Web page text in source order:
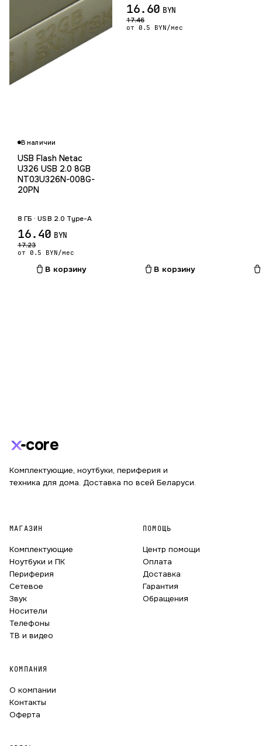
В наличии
USB Flash Netac
U326 USB 2.0 8GB
NT03U326N-008G-
20PN
8 ГБ · USB 2.0 Type-A
16.40 BYN
17.23
от 0.5 BYN/мес
В корзину
16.60 BYN
17.46
от 0.5 BYN/мес
В корзину
core
Комплектующие, ноутбуки, периферия и
техника для дома. Доставка по всей Беларуси.
МАГАЗИН
Комплектующие
Ноутбуки и ПК
Периферия
Сетевое
Звук
Носители
Телефоны
ТВ и видео
ПОМОЩЬ
Центр помощи
Оплата
Доставка
Гарантия
Обращения
КОМПАНИЯ
О компании
Контакты
Оферта